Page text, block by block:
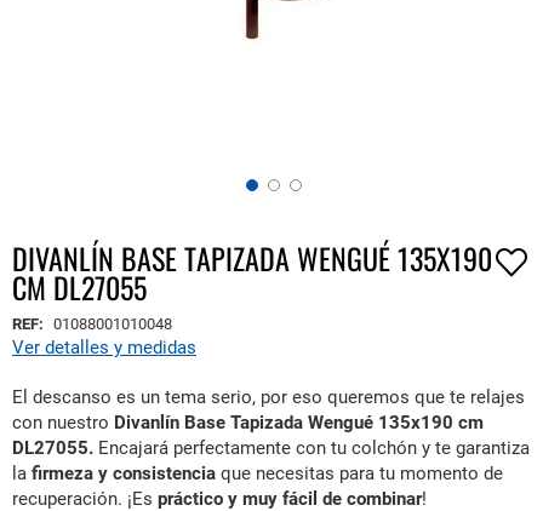
Saltar
al
comienzo
de
la
de
imágenes
DIVANLÍN BASE TAPIZADA WENGUÉ 135X190
CM DL27055
Ver detalles y medidas
REF: 01088001010048
El descanso es un tema serio, por eso queremos que te relajes
con nuestro Divanlín Base Tapizada Wengué 135x190 cm
DL27055. Encajará perfectamente con tu colchón y te garantiza
la firmeza y consistencia que necesitas para tu momento de
recuperación. ¡Es práctico y muy fácil de combinar!